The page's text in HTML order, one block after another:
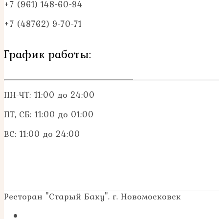
+7 (961) 148-60-94
+7 (48762) 9-70-71
График работы:
ПН-ЧТ: 11:00 до 24:00
ПТ, СБ: 11:00 до 01:00
ВС: 11:00 до 24:00
Ресторан "Старый Баку". г. Новомосковск